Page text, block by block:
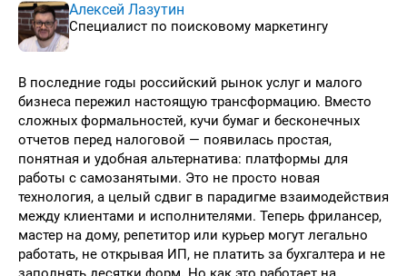
Алексей Лазутин
Специалист по поисковому маркетингу
В последние годы российский рынок услуг и малого
бизнеса пережил настоящую трансформацию. Вместо
сложных формальностей, кучи бумаг и бесконечных
отчетов перед налоговой — появилась простая,
понятная и удобная альтернатива: платформы для
работы с самозанятыми. Это не просто новая
технология, а целый сдвиг в парадигме взаимодействия
между клиентами и исполнителями. Теперь фрилансер,
мастер на дому, репетитор или курьер могут легально
работать, не открывая ИП, не платить за бухгалтера и не